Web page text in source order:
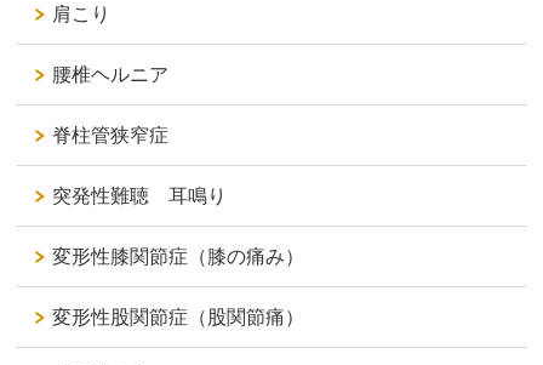
肩こり
腰椎ヘルニア
脊柱管狭窄症
突発性難聴 耳鳴り
変形性膝関節症（膝の痛み）
変形性股関節症（股関節痛）